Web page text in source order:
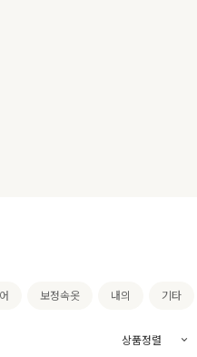
보정속옷 내의 기타